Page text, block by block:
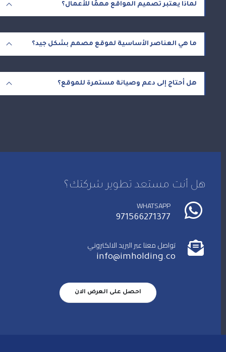
لماذا يعتبر تصميم المواقع مهمًا للأعمال؟
ما هي العناصر الأساسية لموقع مصمم بشكل جيد؟
هل أحتاج إلى دعم وصيانة مستمرة للموقع؟
هل أنت مستعد تطوير شركتك؟
WHATSAPP
971566271377
تواصل معنا عبر البريد الالكتروني
info@imholding.co
احصل على العرض الان